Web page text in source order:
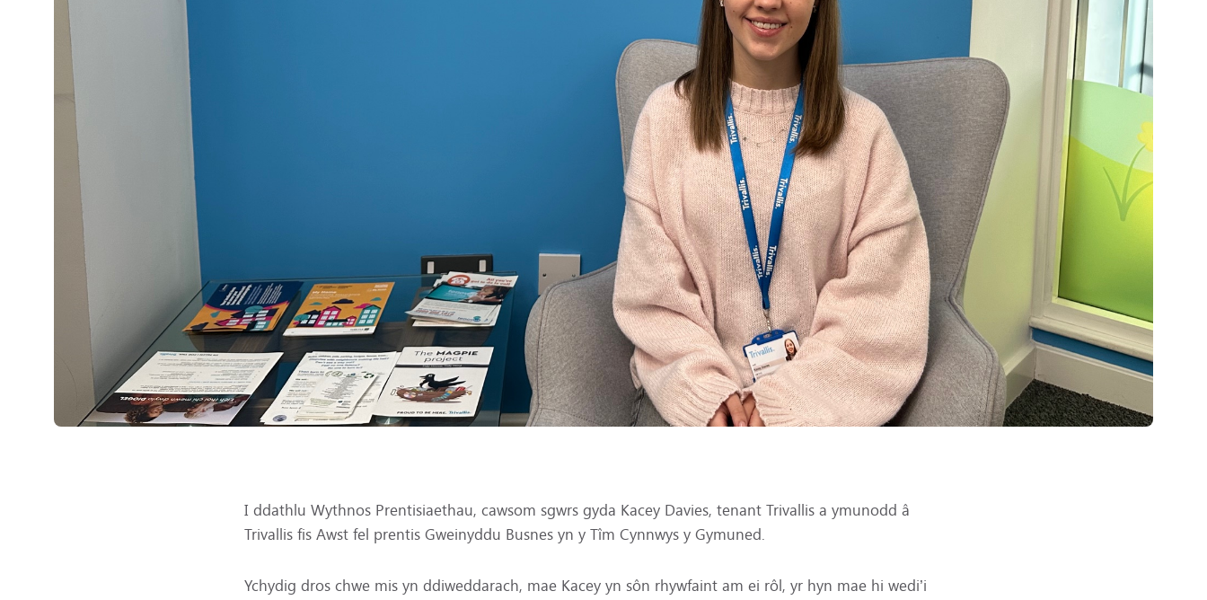
I ddathlu Wythnos Prentisiaethau, cawsom sgwrs gyda Kacey Davies, tenant Trivallis a ymunodd â
Trivallis fis Awst fel prentis Gweinyddu Busnes yn y Tîm Cynnwys y Gymuned.
Ychydig dros chwe mis yn ddiweddarach, mae Kacey yn sôn rhywfaint am ei rôl, yr hyn mae hi wedi’i